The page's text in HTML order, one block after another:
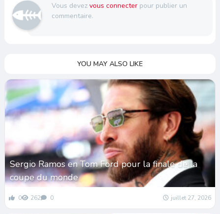
Vous devez vous connecterpour publier un
commentaire.
YOU MAY ALSO LIKE
Sergio Ramos en Tom Ford pour la finale de la
coupe du monde
0 262 0 juillet 27, 2026